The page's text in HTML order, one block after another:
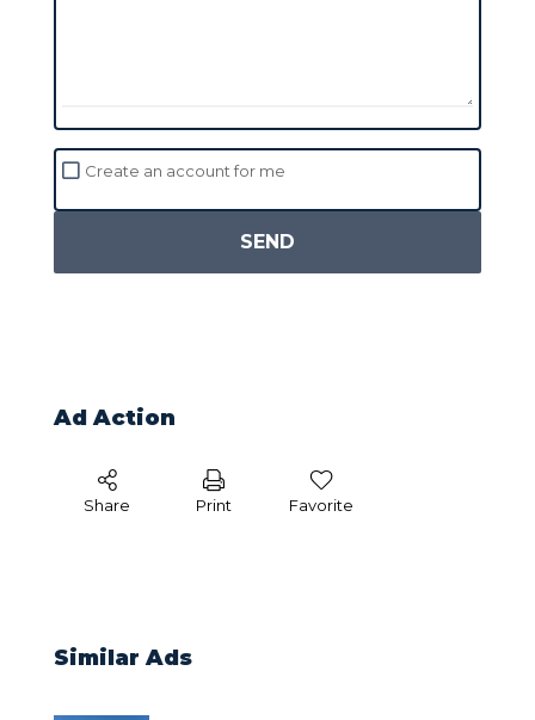
Create an account for me
SEND
Ad Action
Share Print Favorite
Similar Ads